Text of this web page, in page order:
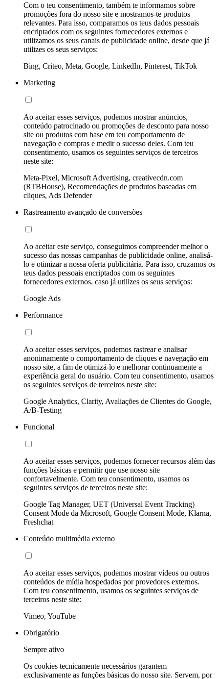
Com o teu consentimento, também te informamos sobre
promoções fora do nosso site e mostramos-te produtos
relevantes. Para isso, comparamos os teus dados pessoais
encriptados com os seguintes fornecedores externos e
utilizamos os seus canais de publicidade online, desde que já
utilizes os seus serviços:
Bing, Criteo, Meta, Google, LinkedIn, Pinterest, TikTok
Marketing
Ao aceitar esses serviços, podemos mostrar anúncios,
conteúdo patrocinado ou promoções de desconto para nosso
site ou produtos com base em teu comportamento de
navegação e compras e medir o sucesso deles. Com teu
consentimento, usamos os seguintes serviços de terceiros
neste site:
Meta-Pixel, Microsoft Advertising, creativecdn.com
(RTBHouse), Recomendações de produtos baseadas em
cliques, Ads Defender
Rastreamento avançado de conversões
Ao aceitar este serviço, conseguimos compreender melhor o
sucesso das nossas campanhas de publicidade online, analisá-
lo e otimizar a nossa oferta publicitária. Para isso, cruzamos os
teus dados pessoais encriptados com os seguintes
fornecedores externos, caso já utilizes os seus serviços:
Google Ads
Performance
Ao aceitar esses serviços, podemos rastrear e analisar
anonimamente o comportamento de cliques e navegação em
nosso site, a fim de otimizá-lo e melhorar continuamente a
experiência geral do usuário. Com teu consentimento, usamos
os seguintes serviços de terceiros neste site:
Google Analytics, Clarity, Avaliações de Clientes do Google,
A/B-Testing
Funcional
Ao aceitar esses serviços, podemos fornecer recursos além das
funções básicas e permitir que use nosso site
confortavelmente. Com teu consentimento, usamos os
seguintes serviços de terceiros neste site:
Google Tag Manager, UET (Universal Event Tracking)
Consent Mode da Microsoft, Google Consent Mode, Klarna,
Freshchat
Conteúdo multimédia externo
Ao aceitar esses serviços, podemos mostrar vídeos ou outros
conteúdos de mídia hospedados por provedores externos.
Com teu consentimento, usamos os seguintes serviços de
terceiros neste site:
Vimeo, YouTube
Obrigatório
Sempre ativo
Os cookies tecnicamente necessários garantem
exclusivamente as funções básicas do nosso site. Servem, por